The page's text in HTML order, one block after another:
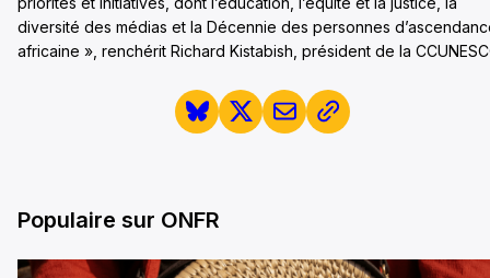
diversité des médias et la Décennie des personnes
africaine », renchérit Richard Kistabish, président de la
Populaire sur ONFR